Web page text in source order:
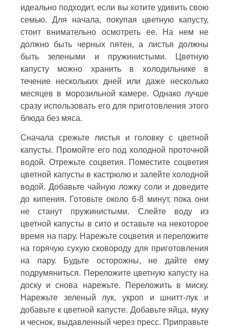
идеально подходит, если вы хотите удивить свою
семью. Для начала, покупая цветную капусту,
стоит внимательно осмотреть ее. На нем не
должно быть черных пятен, а листья должны
быть зелеными и пружинистыми. Цветную
капусту можно хранить в холодильнике в
течение нескольких дней или даже несколько
месяцев в морозильной камере. Однако лучше
сразу использовать его для приготовления этого
блюда без мяса.
Сначала срежьте листья и головку с цветной
капусты. Промойте его под холодной проточной
водой. Отрежьте соцветия. Поместите соцветия
цветной капусты в кастрюлю и залейте холодной
водой. Добавьте чайную ложку соли и доведите
до кипения. Готовьте около 6-8 минут, пока они
не станут пружинистыми. Слейте воду из
цветной капусты в сито и оставьте на некоторое
время на пару. Нарежьте соцветия и переложите
на горячую сухую сковороду для приготовления
на пару. Будьте осторожны, не дайте ему
подрумяниться. Переложите цветную капусту на
доску и снова нарежьте. Переложить в миску.
Нарежьте зеленый лук, укроп и шнитт-лук и
добавьте к цветной капусте. Добавьте яйца, муку
и чеснок, выдавленный через пресс. Приправьте